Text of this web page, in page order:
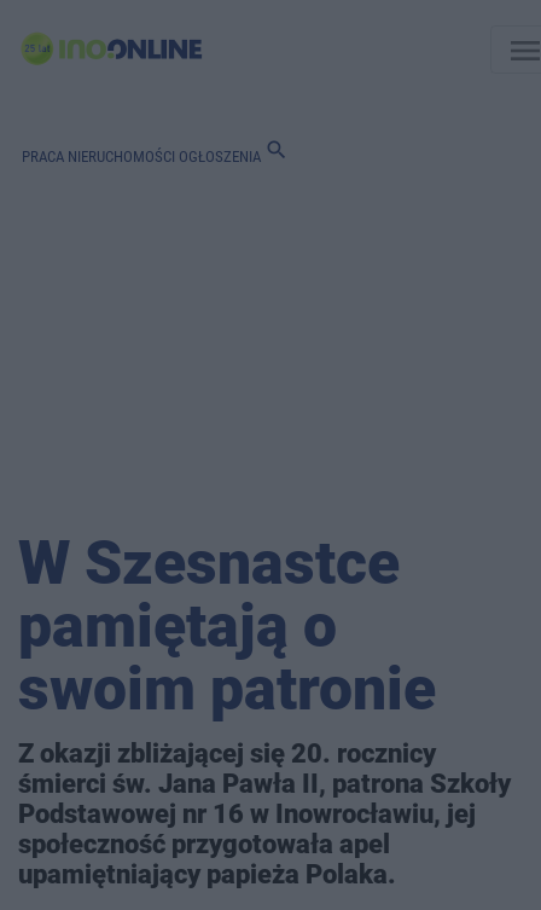
PRACA NIERUCHOMOŚCI OGŁOSZENIA search
W Szesnastce
pamiętają o
swoim patronie
Z okazji zbliżającej się 20. rocznicy
śmierci św. Jana Pawła II, patrona Szkoły
Podstawowej nr 16 w Inowrocławiu, jej
społeczność przygotowała apel
upamiętniający papieża Polaka.